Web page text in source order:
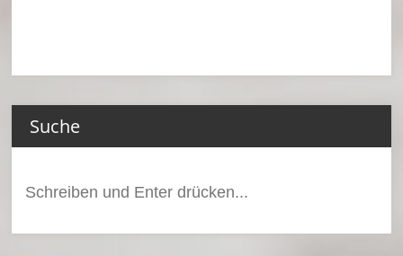
Suche
nach: